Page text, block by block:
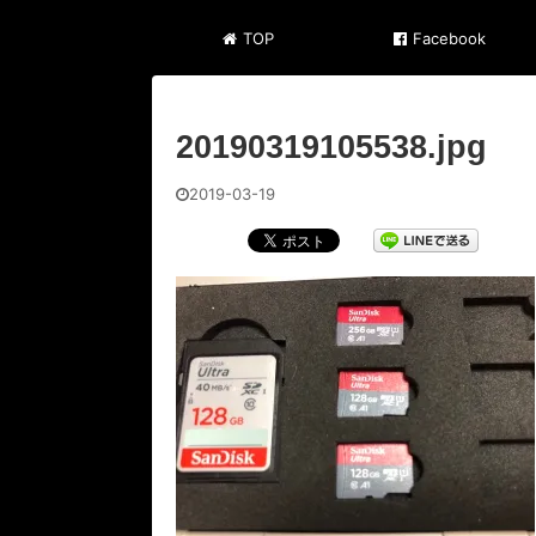
TOP Facebook
20190319105538.jpg
2019-03-19